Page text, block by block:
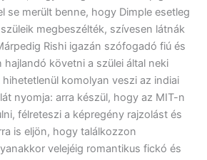
se merült benne, hogy Dimple esetleg
megbeszélték, szívesen látnák
Rishi igazán szófogadó fiú és
hajlandó követni a szülei által neki
komolyan veszi az indiai
nyomja: arra készül, hogy az MIT-n
félreteszi a képregény rajzolást és
is eljön, hogy találkozzon
velejéig romantikus fickó és